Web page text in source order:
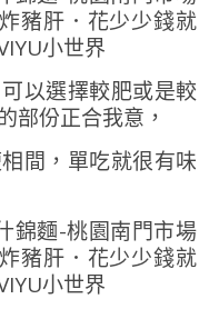
以選擇較肥或是較
部份正合我意，
間，單吃就很有味